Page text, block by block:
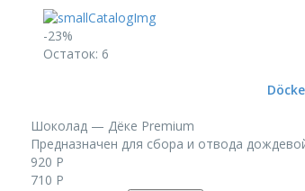
-23%
Остаток: 6
Шоколад — Дёке Premium
Предназначен для сбора и отвода
920 Р
710 Р